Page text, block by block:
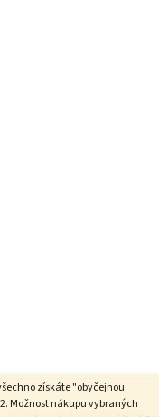
získáte "obyčejnou
Možnost nákupu vybraných